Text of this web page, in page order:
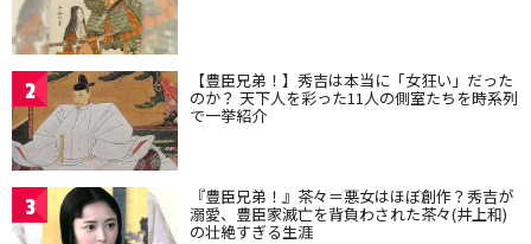
2 【豊臣兄弟！】秀吉は本当に「女狂い」だった
のか？ 天下人を彩った11人の側室たちを時系列
で一挙紹介
3 『豊臣兄弟！』茶々＝悪女はほぼ創作？秀吉が
溺愛、豊臣家滅亡を背負わされた茶々(井上和)
の壮絶すぎる生涯